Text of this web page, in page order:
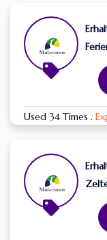
Used 34 Times .